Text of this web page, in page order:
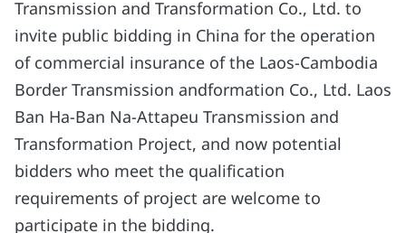
Transmission and Transformation Co., Ltd. to
invite public bidding in China for the operation
of commercial insurance of the Laos-Cambodia
Border Transmission andformation Co., Ltd. Laos
Ban Ha-Ban Na-Attapeu Transmission and
Transformation Project, and now potential
bidders who meet the qualification
requirements of project are welcome to
participate in the bidding.